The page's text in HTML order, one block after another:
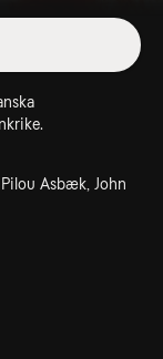
Asbæk, John